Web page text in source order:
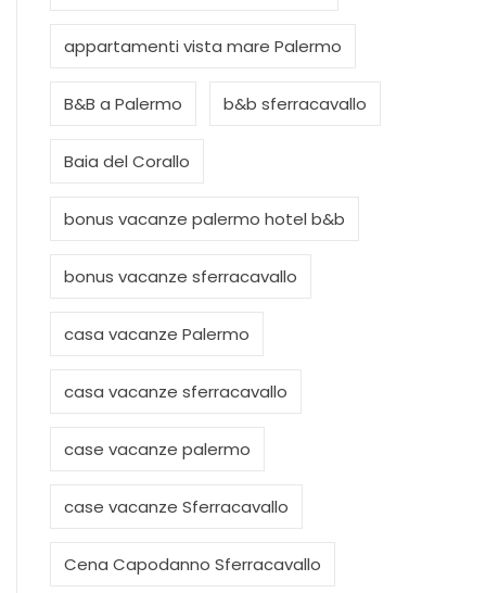
appartamenti vista mare Palermo
B&B a Palermo b&b sferracavallo
Baia del Corallo
bonus vacanze palermo hotel b&b
bonus vacanze sferracavallo
casa vacanze Palermo
casa vacanze sferracavallo
case vacanze palermo
case vacanze Sferracavallo
Cena Capodanno Sferracavallo